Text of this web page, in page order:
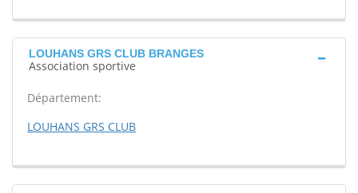
LOUHANS GRS CLUB BRANGES
Association sportive
Département:
LOUHANS GRS CLUB